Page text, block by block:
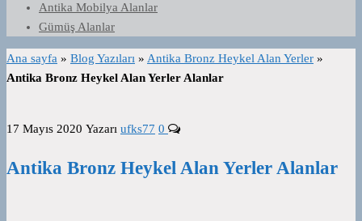
Antika Mobilya Alanlar
Gümüş Alanlar
Ana sayfa » Blog Yazıları » Antika Bronz Heykel Alan Yerler »
Antika Bronz Heykel Alan Yerler Alanlar
17 Mayıs 2020 Yazarı ufks77 0
Antika Bronz Heykel Alan Yerler Alanlar